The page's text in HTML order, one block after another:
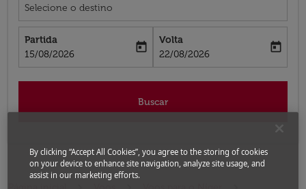
Selecione o destino
Partida
fc-booking-departure-date-aria-label
15/08/2026
today
Volta
fc-booking-return-date-aria-label
22/08/2026
today
Buscar
By clicking “Accept All Cookies”, you agree to the storing of cookies
on your device to enhance site navigation, analyze site usage, and
assist in our marketing efforts.